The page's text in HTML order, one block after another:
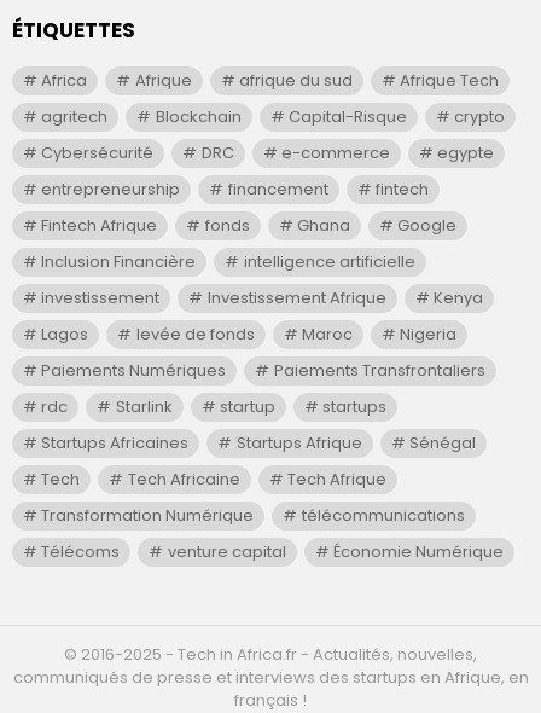
ÉTIQUETTES
Africa Afrique afrique du sud
Afrique Tech
agritech
Blockchain Capital-Risque
crypto
Cybersécurité
DRC e-commerce
egypte
entrepreneurship
financement
fintech
Fintech Afrique
fonds Ghana
Google
Inclusion Financière
intelligence artificielle
investissement
Investissement Afrique
Kenya
Lagos
levée de fonds Maroc
Nigeria
Paiements Numériques
Paiements Transfrontaliers
rdc
Starlink startup
startups
Startups Africaines
Startups Afrique
Sénégal
Tech
Tech Africaine
Tech Afrique
Transformation Numérique
télécommunications
Télécoms
venture capital Économie Numérique
©️ 2016-2025 - Tech in Africa.fr - Actualités, nouvelles,
communiqués de presse et interviews des startups en Afrique, en
français !